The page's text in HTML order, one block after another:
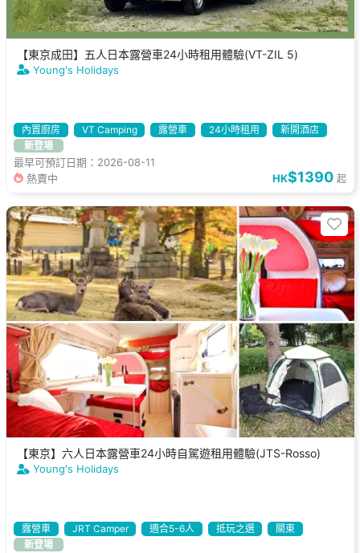
【東京成田】五人日本露營車24小時租用體驗(VT-ZIL 5)
Young's Holidays
內置廚房 VT Camping 露營車 24小時租用
新開酒店
新登場
最早可預訂日期：2026-08-11
熱賣中
HK$1390 起
【東京】六人日本露營車24小時自駕遊租用體驗(JTS-Rosso)
Young's Holidays
露營車 JRT Camper 適合5-6人 抵玩之選
關東
新登場